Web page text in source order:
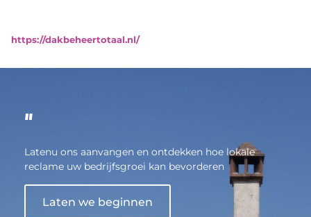
https://dakbeheertotaal.nl/
"
Latenu ons aanvangen en ontdekken hoe lokale
reclame uw bedrijfsgroei kan bevorderen
Laten we beginnen